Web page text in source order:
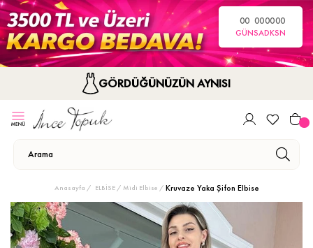
00
GÜN
00
SA
00
DK
00
SN
GÖRDÜĞÜNÜZÜN AYNISI
Anasayfa ELBİSE Midi Elbise Kruvaze Yaka Şifon Elbise